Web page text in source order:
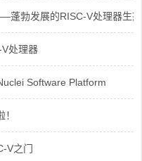
勃发展的RISC-V处理器生态
处理器
Software Platform
V之门